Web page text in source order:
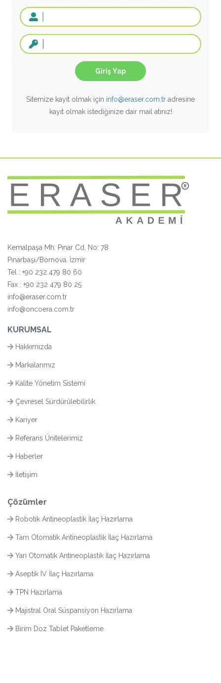
Giriş Yap
Sitemize kayıt olmak için info@eraser.com.tr adresine
kayıt olmak istediğinize dair mail atınız!
Kemalpaşa Mh. Pınar Cd. No: 78
Pınarbaşı/Bornova, İzmir
Tel : +90 232 479 80 60
Fax : +90 232 479 80 25
info@eraser.com.tr
info@oncoera.com.tr
KURUMSAL
Hakkımızda
Markalarımız
Kalite Yönetim Sistemi
Çevresel Sürdürülebilirlik
Kariyer
Referans Ünitelerimiz
Haberler
İletişim
Çözümler
Robotik Antineoplastik İlaç Hazırlama
Tam Otomatik Antineoplastik İlaç Hazırlama
Yarı Otomatik Antineoplastik İlaç Hazırlama
Aseptik IV İlaç Hazırlama
TPN Hazırlama
Majistral Oral Süspansiyon Hazırlama
Birim Doz Tablet Paketleme